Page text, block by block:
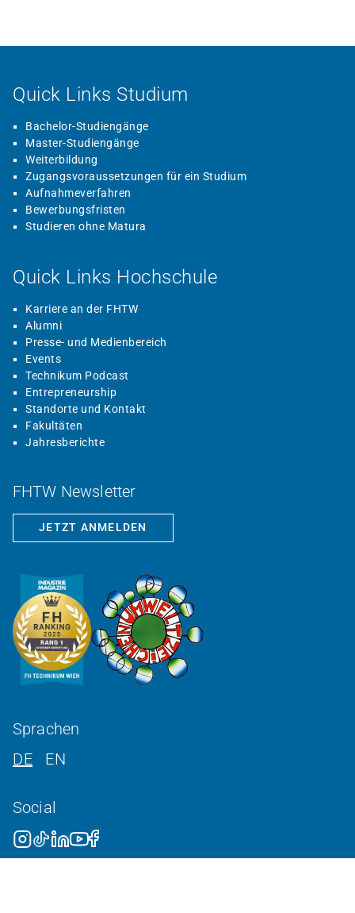
Quick Links Studium
Bachelor-Studiengänge
Master-Studiengänge
Weiterbildung
Zugangsvoraussetzungen für ein Studium
Aufnahmeverfahren
Bewerbungsfristen
Studieren ohne Matura
Quick Links Hochschule
Karriere an der FHTW
Alumni
Presse- und Medienbereich
Events
Technikum Podcast
Entrepreneurship
Standorte und Kontakt
Fakultäten
Jahresberichte
FHTW Newsletter
JETZT ANMELDEN
Sprachen
DE
EN
Social